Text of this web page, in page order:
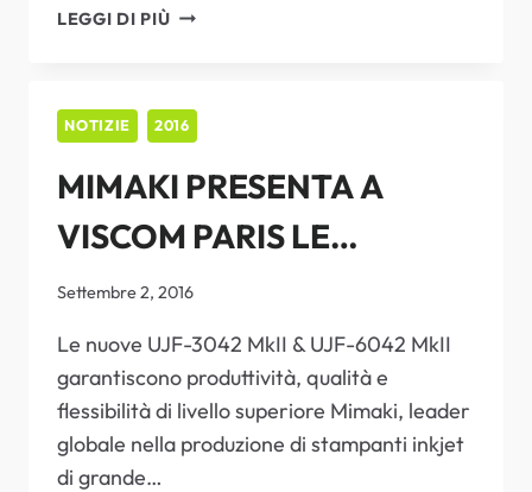
LEGGI DI PIÙMIMAKI
NUOVA
FLATBED
CHE
SI
AFFIANCA
PARCO
NOTIZIE 2016
MIMAKI PRESENTA A
VISCOM PARIS LE
STAMPANTI INKJET CON
INCHIOSTRO UV DI
ULTIMA GENERAZIONE
Settembre 2, 2016
Le nuove UJF-3042 MkII & UJF-6042 MkII
garantiscono produttività, qualità e
flessibilità di livello superiore Mimaki, leader
globale nella produzione di stampanti inkjet
di grande…